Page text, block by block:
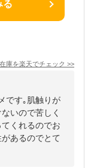
る
庫を楽天でチェック >>
です｡肌触りが
いので苦しく
くれるのでお
あるのでとて